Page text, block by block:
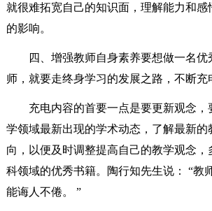
就很难拓宽自己的知识面，理解能力和感
的影响。
四、增强教师自身素养要想做一名优
师，就要走终身学习的发展之路，不断充
充电内容的首要一点是要更新观念，
学领域最新出现的学术动态，了解最新的
向，以便及时调整提高自己的教学观念，
科领域的优秀书籍。陶行知先生说： “教
能诲人不倦。 ”